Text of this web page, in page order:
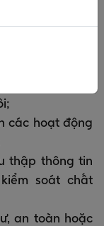
tra nội bộ và
CNTT và
các hoạt động
thập thông tin
soát chất
an toàn hoặc